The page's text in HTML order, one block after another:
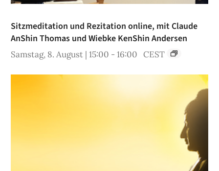
Sitzmeditation und Rezitation online, mit Claude
AnShin Thomas und Wiebke KenShin Andersen
Samstag, 8. August | 15:00 -16:00 CEST